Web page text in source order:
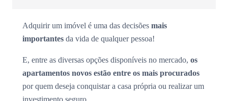
Adquirir um imóvel é uma das decisões mais
importantes da vida de qualquer pessoa!
E, entre as diversas opções disponíveis no mercado, os
apartamentos novos estão entre os mais procurados
por quem deseja conquistar a casa própria ou realizar um
investimento seguro.